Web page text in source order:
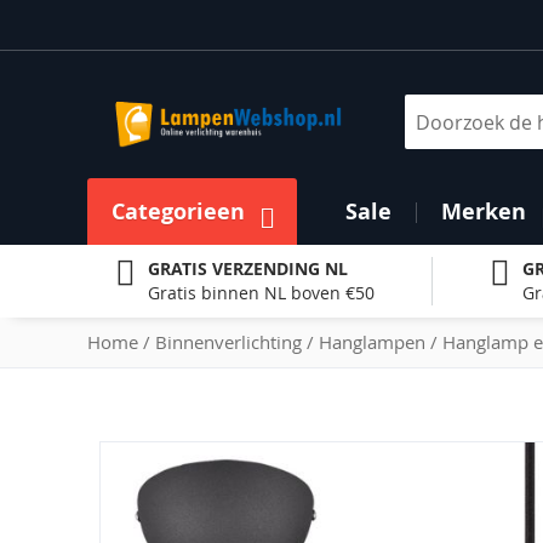
naar
inhoud
Categorieen Sale Merken
GRATIS VERZENDING NL
Gratis binnen NL boven €50
Home Binnenverlichting Hanglampen Hanglamp
einde